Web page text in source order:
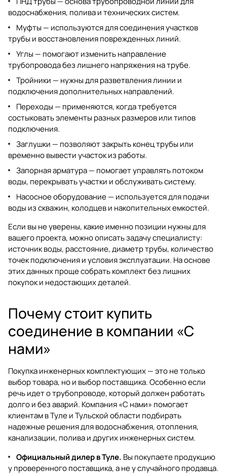
водоснабжения, полива и технических систем.
Муфты — используются для соединения участков
трубы и восстановления поврежденных линий.
Углы — помогают изменить направление
трубопровода без лишнего напряжения на трубе.
Тройники — нужны для разветвления линии и
подключения дополнительных направлений.
Переходы — применяются, когда требуется
состыковать элементы разных размеров или типов
подключения.
Заглушки — позволяют закрыть конец трубы или
временно вывести участок из работы.
Запорная арматура— помогает управлять потоком
воды, перекрывать участки и обслуживать систему.
Насосное оборудование— используется для подачи
воды из скважин, колодцев и накопительных емкостей.
Если вы не уверены, какие именно позиции нужны для
вашего проекта, можно описать задачу специалисту:
источник воды, расстояние, диаметр трубы, количество
точек подключения и условия эксплуатации. На основе
этих данных проще собрать комплект без лишних
покупок и недостающих деталей.
Почему стоит купить
соединение в компании «С
нами»
Покупка инженерных комплектующих — это не только
выбор товара, но и выбор поставщика. Особенно если
речь идет о трубопроводе, который должен работать
долго и без аварий. Компания «С нами» помогает
клиентам в Туле и Тульской области подбирать
надежные решения для водоснабжения, отопления,
канализации, полива и других инженерных систем.
Официальный дилер в Туле. Вы покупаете продукцию
у проверенного поставщика, а не у случайного продавца.